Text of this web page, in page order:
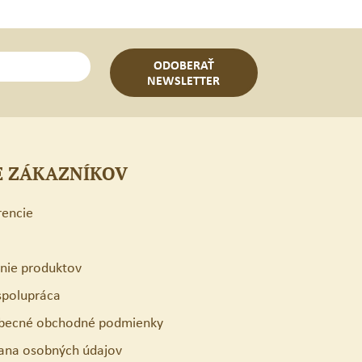
ODOBERAŤ
NEWSLETTER
ZÁKAZNÍKOV
produktov
obchodné podmienky
osobných údajov